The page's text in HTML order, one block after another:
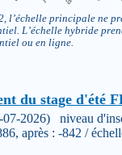
l’échelle principale ne
L’échelle hybride
ou en ligne.
du stage d'été
07-2026) niveau
après : -842 /